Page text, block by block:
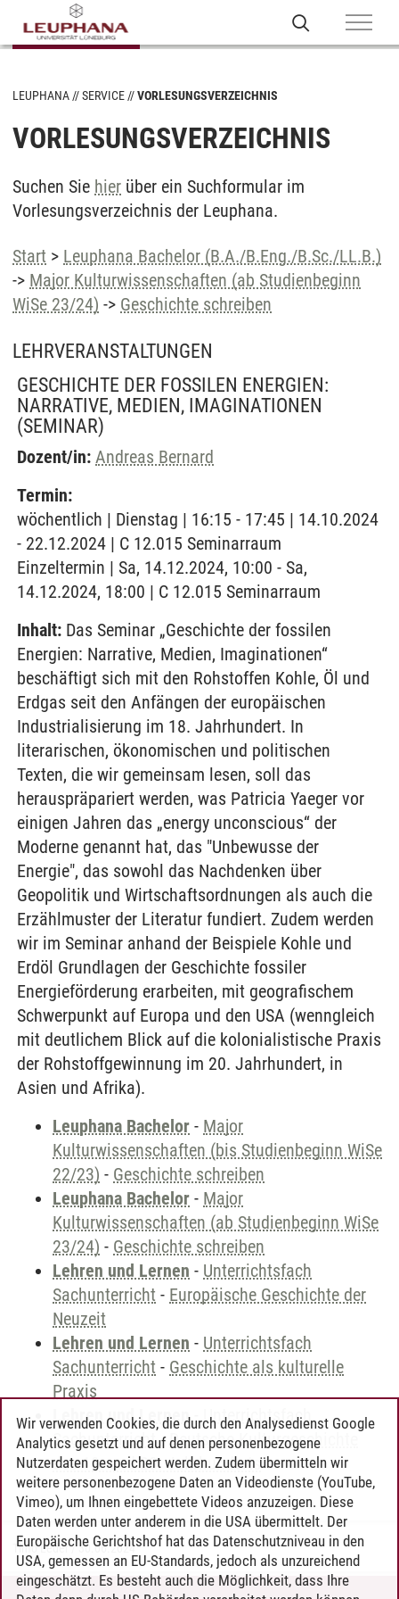
LEUPHANA SERVICE VORLESUNGSVERZEICHNIS
VORLESUNGSVERZEICHNIS
Suchen Sie hier über ein Suchformular im
Vorlesungsverzeichnis der Leuphana.
Start > Leuphana Bachelor (B.A./B.Eng./B.Sc./LL.B.)
-> Major Kulturwissenschaften (ab Studienbeginn
WiSe 23/24) -> Geschichte schreiben
LEHRVERANSTALTUNGEN
GESCHICHTE DER FOSSILEN ENERGIEN:
NARRATIVE, MEDIEN, IMAGINATIONEN
(SEMINAR)
Dozent/in: Andreas Bernard
Termin:
wöchentlich | Dienstag | 16:15 - 17:45 | 14.10.2024
- 22.12.2024 | C 12.015 Seminarraum
Einzeltermin | Sa, 14.12.2024, 10:00 - Sa,
14.12.2024, 18:00 | C 12.015 Seminarraum
Inhalt: Das Seminar „Geschichte der fossilen
Energien: Narrative, Medien, Imaginationen“
beschäftigt sich mit den Rohstoffen Kohle, Öl und
Erdgas seit den Anfängen der europäischen
Industrialisierung im 18. Jahrhundert. In
literarischen, ökonomischen und politischen
Texten, die wir gemeinsam lesen, soll das
herauspräpariert werden, was Patricia Yaeger vor
einigen Jahren das „energy unconscious“ der
Moderne genannt hat, das "Unbewusse der
Energie", das sowohl das Nachdenken über
Geopolitik und Wirtschaftsordnungen als auch die
Erzählmuster der Literatur fundiert. Zudem werden
wir im Seminar anhand der Beispiele Kohle und
Erdöl Grundlagen der Geschichte fossiler
Energieförderung erarbeiten, mit geografischem
Schwerpunkt auf Europa und den USA (wenngleich
mit deutlichem Blick auf die kolonialistische Praxis
der Rohstoffgewinnung im 20. Jahrhundert, in
Asien und Afrika).
Leuphana Bachelor - Major
Kulturwissenschaften (bis Studienbeginn WiSe
22/23) - Geschichte schreiben
Leuphana Bachelor - Major
Kulturwissenschaften (ab Studienbeginn WiSe
23/24) - Geschichte schreiben
Lehren und Lernen - Unterrichtsfach
Sachunterricht - Europäische Geschichte der
Neuzeit
Lehren und Lernen - Unterrichtsfach
Sachunterricht - Geschichte als kulturelle
Praxis
Lehren und Lernen-Unterrichtsfach
Sachunterricht-Deutsche Kulturgeschichte
des 19. und 20. Jahrhunderts
Timo Leder/30.06.2024
Wir verwenden Cookies, die durch den Analysedienst Google
Analytics gesetzt und auf denen personenbezogene
Nutzerdaten gespeichert werden. Zudem übermitteln wir
weitere personenbezogene Daten an Videodienste (YouTube,
Vimeo), um Ihnen eingebettete Videos anzuzeigen. Diese
Daten werden unter anderem in die USA übermittelt. Der
Europäische Gerichtshof hat das Datenschutzniveau in den
USA, gemessen an EU-Standards, jedoch als unzureichend
eingeschätzt. Es besteht auch die Möglichkeit, dass Ihre